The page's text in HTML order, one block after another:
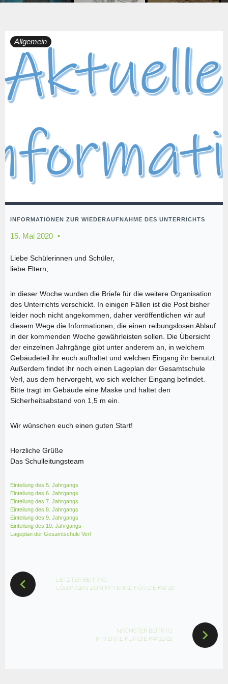
Allgemein
INFORMATIONEN ZUR WIEDERAUFNAHME DES UNTERRICHTS
15. Mai 2020
Liebe Schülerinnen und Schüler,
liebe Eltern,
in dieser Woche wurden die Briefe für die weitere Organisation
des Unterrichts verschickt. In einigen Fällen ist die Post bisher
leider noch nicht angekommen, daher veröffentlichen wir auf
diesem Wege die Informationen, die einen reibungslosen Ablauf
in der kommenden Woche gewährleisten sollen. Die Übersicht
der einzelnen Jahrgänge gibt unter anderem an, in welchem
Gebäudeteil ihr euch aufhaltet und welchen Eingang ihr benutzt.
Außerdem findet ihr noch einen Lageplan der Gesamtschule
Verl, aus dem hervorgeht, wo sich welcher Eingang befindet.
Bitte tragt im Gebäude eine Maske und haltet den
Sicherheitsabstand von 1,5 m ein.
Wir wünschen euch einen guten Start!
Herzliche Grüße
Das Schulleitungsteam
Einteilung des 5. Jahrgangs
Einteilung des 6. Jahrgangs
Einteilung des 7. Jahrgangs
Einteilung des 8. Jahrgangs
Einteilung des 9. Jahrgangs
Einteilung des 10. Jahrgangs
Lageplan der Gesamtschule Verl
LETZTER BEITRAG
LÖSUNGEN ZUM MATERIAL FÜR DIE KW 20
NÄCHSTER BEITRAG
MATERIAL FÜR DIE KW 21/22